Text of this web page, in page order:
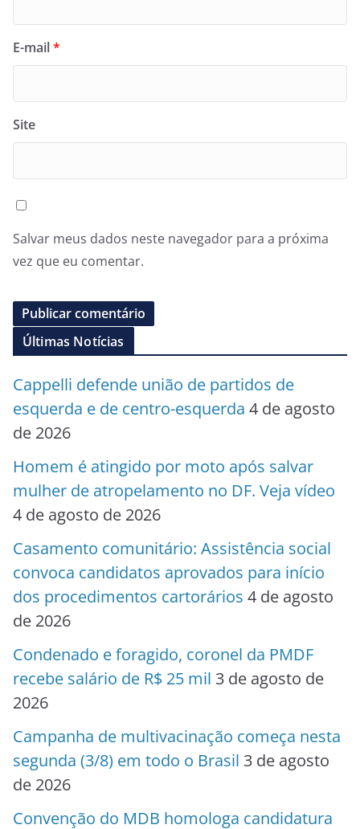
E-mail*
Site
Salvar meus dados neste navegador para a próxima
vez que eu comentar.
Últimas Notícias
Cappelli defende união de partidos de
esquerda e de centro-esquerda 4 de agosto
de 2026
Homem é atingido por moto após salvar
mulher de atropelamento no DF. Veja vídeo
4 de agosto de 2026
Casamento comunitário: Assistência social
convoca candidatos aprovados para início
dos procedimentos cartorários 4 de agosto
de 2026
Condenado e foragido, coronel da PMDF
recebe salário de R$ 25 mil 3 de agosto de
2026
Campanha de multivacinação começa nesta
segunda (3/8) em todo o Brasil 3 de agosto
de 2026
Convenção do MDB homologa candidatura